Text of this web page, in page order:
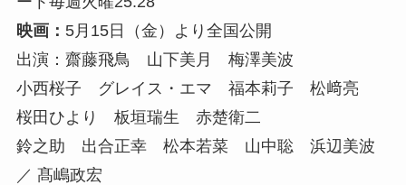
映画： 5月15日（金）より全国公開
出演：齋藤飛鳥 山下美月 梅澤美波
小西桜子 グレイス・エマ 福本莉子 松﨑亮
桜田ひより 板垣瑞生 赤楚衛二
鈴之助 出合正幸 松本若菜 山中聡 浜辺美波
／ 髙嶋政宏